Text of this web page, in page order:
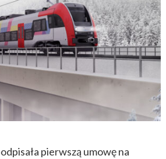
pierwszą umowę na